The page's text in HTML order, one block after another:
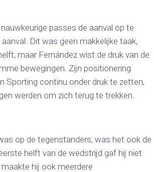
passes de aanval op te
Dit was geen makkelijke taak,
maar Fernández wist de druk van de
bewegingen. Zijn positionering
Sporting continu onder druk te zetten,
werden om zich terug te trekken.
op de tegenstanders, was het ook de
helft van de wedstrijd gaf hij niet
hij ook meerdere